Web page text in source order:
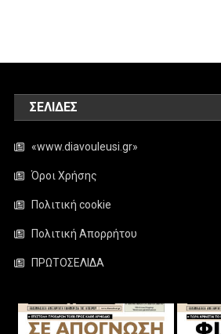
ΣΕΛΊΔΕΣ
«www.diavouleusi.gr»
Όροι Χρήσης
Πολιτική cookie
Πολιτική Απορρήτου
ΠΡΩΤΟΣΕΛΙΔΑ